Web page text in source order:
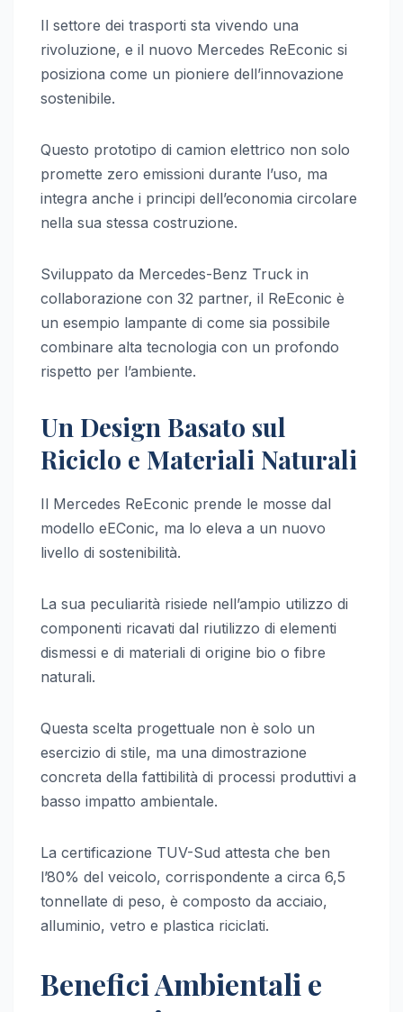
Il settore dei trasporti sta vivendo una
rivoluzione, e il nuovo Mercedes ReEconic si
posiziona come un pioniere dell’innovazione
sostenibile.
Questo prototipo di camion elettrico non solo
promette zero emissioni durante l’uso, ma
integra anche i principi dell’economia circolare
nella sua stessa costruzione.
Sviluppato da Mercedes-Benz Truck in
collaborazione con 32 partner, il ReEconic è
un esempio lampante di come sia possibile
combinare alta tecnologia con un profondo
rispetto per l’ambiente.
Un Design Basato sul
Riciclo e Materiali Naturali
Il Mercedes ReEconic prende le mosse dal
modello eEConic, ma lo eleva a un nuovo
livello di sostenibilità.
La sua peculiarità risiede nell’ampio utilizzo di
componenti ricavati dal riutilizzo di elementi
dismessi e di materiali di origine bio o fibre
naturali.
Questa scelta progettuale non è solo un
esercizio di stile, ma una dimostrazione
concreta della fattibilità di processi produttivi a
basso impatto ambientale.
La certificazione TUV-Sud attesta che ben
l’80% del veicolo, corrispondente a circa 6,5
tonnellate di peso, è composto da acciaio,
alluminio, vetro e plastica riciclati.
Benefici Ambientali e